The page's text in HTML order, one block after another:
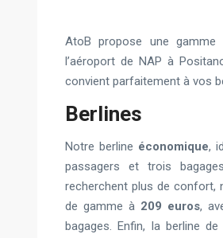
AtoB propose une gamme
l’aéroport de NAP à
convient parfaitement à vos
Berlines
Notre berline économique,
passagers et trois
recherchent plus de confort,
de gamme à 209 euros,
bagages. Enfin, la berline de